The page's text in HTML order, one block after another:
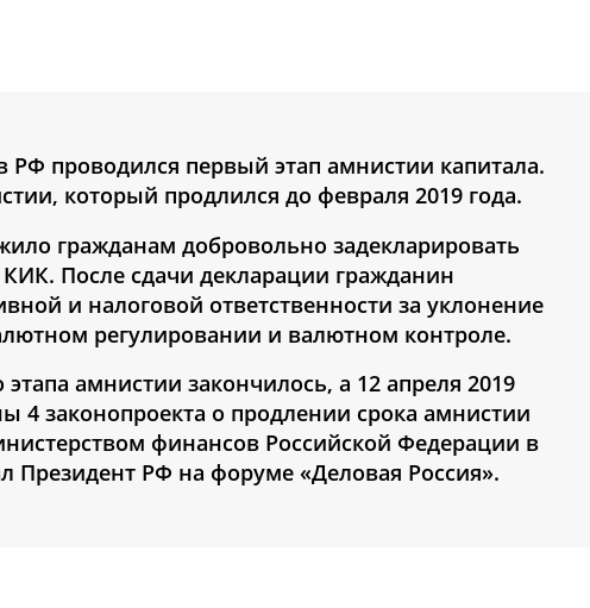
РФ проводился первый этап амнистии капитала.
который продлился до февраля 2019 года.
гражданам добровольно задекларировать
После сдачи декларации гражданин
и налоговой ответственности за уклонение
регулировании и валютном контроле.
амнистии закончилось, а 12 апреля 2019
4 законопроекта о продлении срока амнистии
финансов Российской Федерации в
Президент РФ на форуме «Деловая Россия».